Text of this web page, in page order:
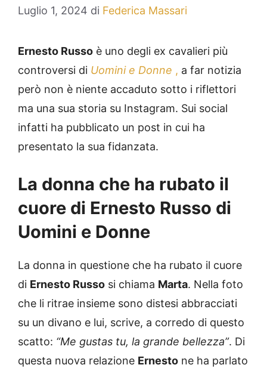
Luglio 1, 2024 di Federica Massari
Ernesto Russo è uno degli ex cavalieri più
controversi di Uomini e Donne , a far notizia
però non è niente accaduto sotto i riflettori
ma una sua storia su Instagram. Sui social
infatti ha pubblicato un post in cui ha
presentato la sua fidanzata.
La donna che ha rubato il
cuore di Ernesto Russo di
Uomini e Donne
La donna in questione che ha rubato il cuore
di Ernesto Russo si chiama Marta. Nella foto
che li ritrae insieme sono distesi abbracciati
su un divano e lui, scrive, a corredo di questo
scatto: “Me gustas tu, la grande bellezza”. Di
questa nuova relazione Ernesto ne ha parlato